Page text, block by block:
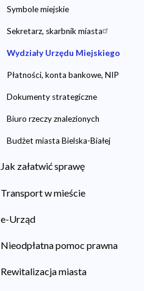
Symbole miejskie
Sekretarz, skarbnik miasta
Wydziały Urzędu Miejskiego
Płatności, konta bankowe, NIP
Dokumenty strategiczne
Biuro rzeczy znalezionych
Budżet miasta Bielska-Białej
Jak załatwić sprawę
Transport w mieście
e-Urząd
Nieodpłatna pomoc prawna
Rewitalizacja miasta